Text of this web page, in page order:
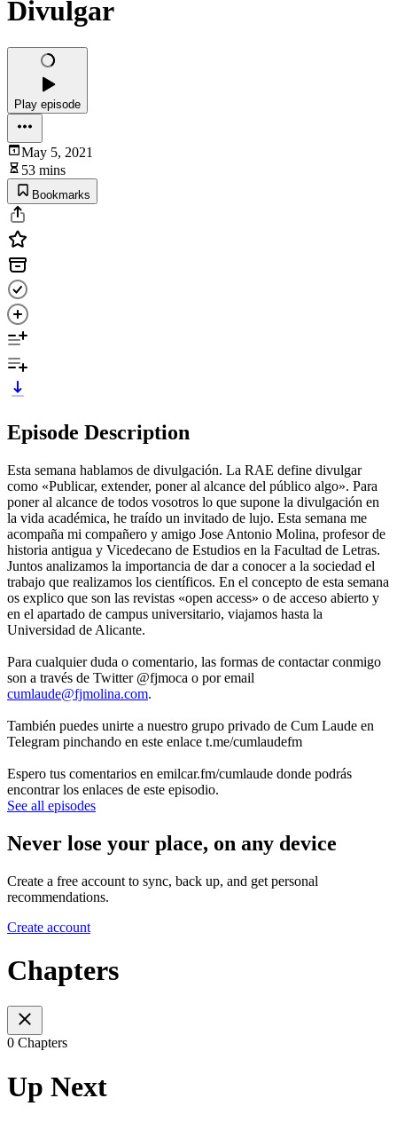
Divulgar
Play episode
May 5, 2021
53 mins
Bookmarks
Episode Description
Esta semana hablamos de divulgación. La RAE define divulgar
como «Publicar, extender, poner al alcance del público algo». Para
poner al alcance de todos vosotros lo que supone la divulgación en
la vida académica, he traído un invitado de lujo. Esta semana me
acompaña mi compañero y amigo Jose Antonio Molina, profesor de
historia antigua y Vicedecano de Estudios en la Facultad de Letras.
Juntos analizamos la importancia de dar a conocer a la sociedad el
trabajo que realizamos los científicos. En el concepto de esta semana
os explico que son las revistas «open access» o de acceso abierto y
en el apartado de campus universitario, viajamos hasta la
Universidad de Alicante.
Para cualquier duda o comentario, las formas de contactar conmigo
son a través de Twitter @fjmoca o por email
cumlaude@fjmolina.com.
También puedes unirte a nuestro grupo privado de Cum Laude en
Telegram pinchando en este enlace t.me/cumlaudefm
Espero tus comentarios en emilcar.fm/cumlaude donde podrás
encontrar los enlaces de este episodio.
See all episodes
Never lose your place, on any device
Create a free account to sync, back up, and get personal
recommendations.
Create account
Chapters
0 Chapters
Up Next